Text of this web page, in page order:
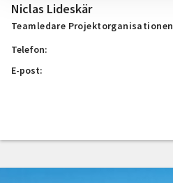
Niclas Lideskär
Teamledare Projektorganisationen
Telefon:
E-post: